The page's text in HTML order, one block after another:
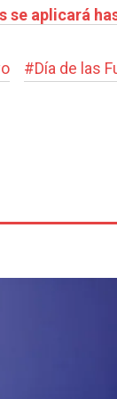
se aplicará
#Día de las